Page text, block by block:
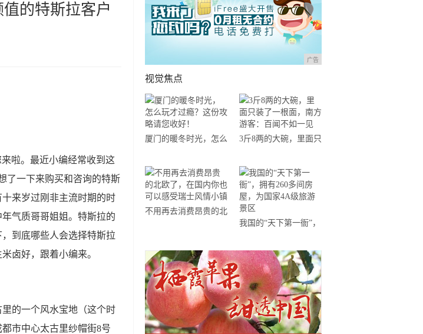
的特斯拉客户
啦。最近小编经常收到这
了一下来购买和咨询的特斯
来岁过刚非主流时期的时
气质哥哥姐姐。特斯拉的
到底哪些人会选择特斯拉
卤好，跟着小编来。
的一个风水宝地（这个时
市中心太古里纱帽街8号
广告
视觉焦点
厦门的暖冬时光，怎么
您收好！
3斤8两的大碗，里面只
客：百闻不如一见
不用再去消费昂贵的北
我国的“天下第一衙”，
国家4A级旅游景区